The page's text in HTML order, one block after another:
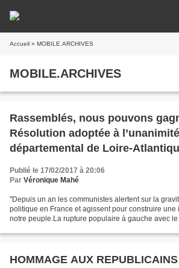
Accueil » MOBILE.ARCHIVES
MOBILE.ARCHIVES
Rassemblés, nous pouvons
Résolution adoptée à
départemental de Loire-
Publié le 17/02/2017 à 20:06
Par Véronique Mahé
"Depuis un an les communistes alertent sur la
politique en France et agissent pour construire une
notre peuple.La rupture populaire à gauche avec
HOMMAGE AUX